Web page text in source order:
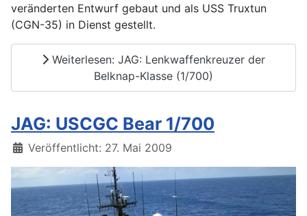
veränderten Entwurf gebaut und als USS Truxtun
(CGN-35) in Dienst gestellt.
Weiterlesen: JAG: Lenkwaffenkreuzer der
Belknap-Klasse (1/700)
JAG: USCGC Bear 1/700
Details
Veröffentlicht: 27. Mai 2009